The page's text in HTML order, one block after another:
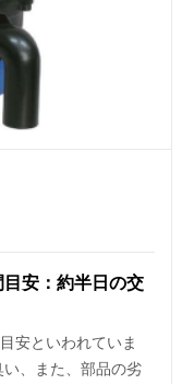
安：約半日の交
安といわれていま
、また、部品の劣